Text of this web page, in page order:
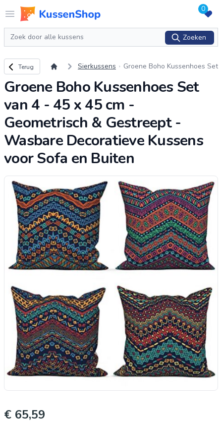
Open menu
Logo www.kussenshop.nl 0
Zoeken
Zoeken
Terug naar overzicht
Terug Sierkussens
Groene Boho Kussenhoes Set
sch & Gestreept - Wasbare D
Groene Boho Kussenhoes Set
van 4 - 45 x 45 cm -
Geometrisch & Gestreept -
Wasbare Decoratieve Kussens
voor Sofa en Buiten
€ 65,59